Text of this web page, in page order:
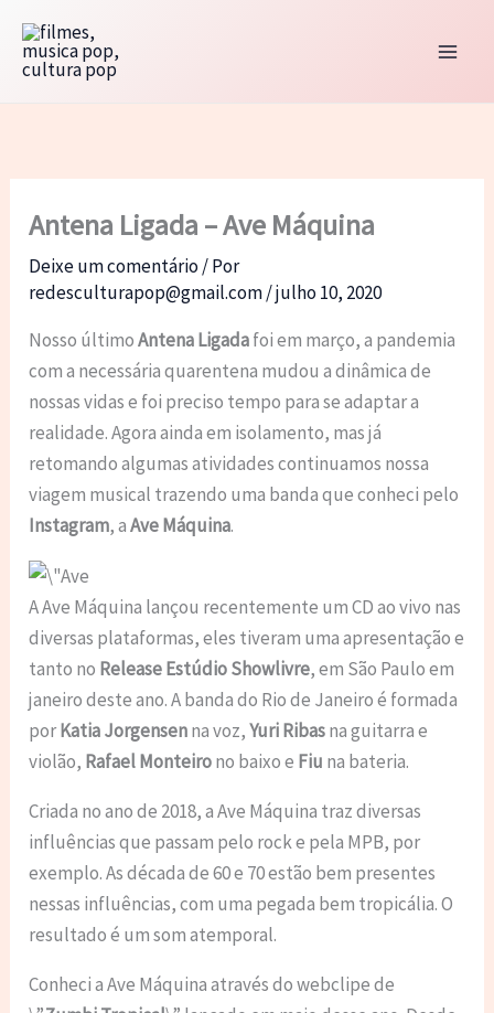
para
Antena Ligada – Ave Máquina
Deixe um comentário/ Por
redesculturapop@gmail.com/julho 10, 2020
Nosso últimoAntena Ligadafoi em março, a pandemia
com a necessária quarentena mudou a dinâmica de
nossas vidas e foi preciso tempo para se adaptar a
realidade. Agora ainda em isolamento, mas já
retomando algumas atividades continuamos nossa
viagem musical trazendo uma banda que conheci pelo
Instagram, aAve Máquina.
A Ave Máquina lançou recentemente um CD ao vivo nas
diversas plataformas, eles tiveram uma apresentação e
tanto no Release Estúdio Showlivre, em São Paulo em
janeiro deste ano. A banda do Rio de Janeiro é formada
porKatia Jorgensenna voz,Yuri Ribasna guitarra e
violão, Rafael Monteirono baixo e Fiu na bateria.
Criada no ano de 2018, a Ave Máquina traz diversas
influências que passam pelo rock e pela MPB, por
exemplo. As década de 60 e 70 estão bem presentes
nessas influências, com uma pegada bem tropicália. O
resultado é um som atemporal.
Conheci a Ave Máquina através do webclipe de